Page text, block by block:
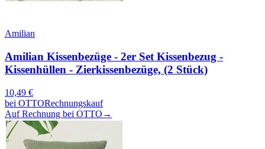
Amilian
Amilian Kissenbezüge - 2er Set Kissenbezug -
Kissenhüllen - Zierkissenbezüge, (2 Stück)
10,49 €
bei OTTORechnungskauf
Auf Rechnung bei OTTO →